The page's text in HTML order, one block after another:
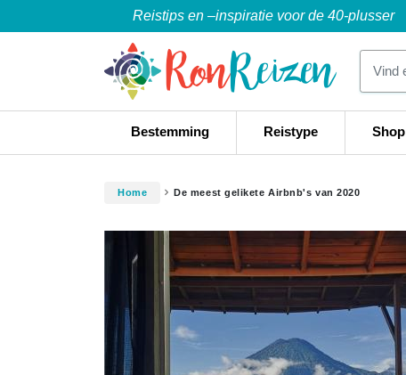
Reistips en –inspiratie voor de 40-plusser
Bestemming Reistype Shop
Home De meest gelikete Airbnb's van 2020